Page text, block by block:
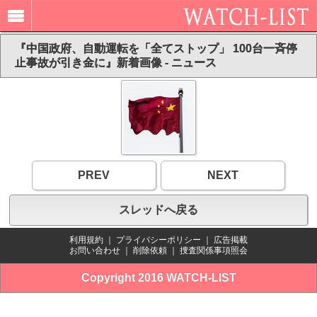
『中国政府、自動運転を「全てストップ」 100台一斉停
止事故が引き金に』新着画像 - ニュース
PREV NEXT
スレッドへ戻る
利用規約 プライバシーポリシー
広告掲載
お問い合わせ
削除依頼 捜査関係事項照会
Copyright 2016 WATCH-LIST